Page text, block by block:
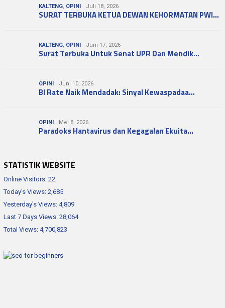
KALTENG, OPINI Juli 18, 2026
SURAT TERBUKA KETUA DEWAN KEHORMATAN PWI…
KALTENG, OPINI Juni 17, 2026
Surat Terbuka Untuk Senat UPR Dan Mendik…
OPINI Juni 10, 2026
BI Rate Naik Mendadak: Sinyal Kewaspadaa…
OPINI Mei 8, 2026
Paradoks Hantavirus dan Kegagalan Ekuita…
STATISTIK WEBSITE
Online Visitors: 22
Today's Views: 2,685
Yesterday's Views: 4,809
Last 7 Days Views: 28,064
Total Views: 4,700,823